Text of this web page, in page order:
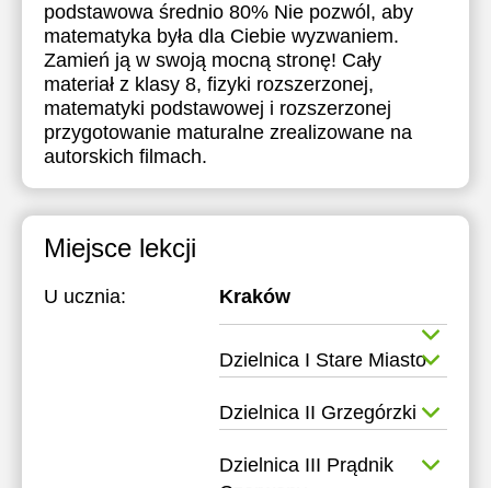
podstawowa średnio 80% Nie pozwól, aby
matematyka była dla Ciebie wyzwaniem.
Zamień ją w swoją mocną stronę! Cały
materiał z klasy 8, fizyki rozszerzonej,
matematyki podstawowej i rozszerzonej
przygotowanie maturalne zrealizowane na
autorskich filmach.
Miejsce lekcji
U ucznia: Kraków
Dzielnica I Stare Miasto
Dzielnica II Grzegórzki
Dzielnica III Prądnik